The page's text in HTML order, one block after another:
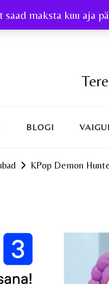
saad maksta kuu aja
BLOGI
KPop Demon